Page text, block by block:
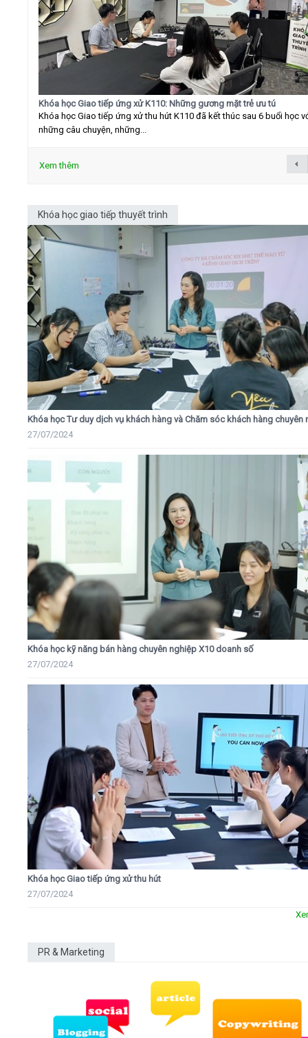
Khóa học Giao tiếp ứng xử K110: Những gương mặt trẻ ưu tú
Khóa học Giao tiếp ứng xử thu hút K110 đã kết thúc sau 6 buổi học
những câu chuyện, những...
Xem thêm
Khóa học giao tiếp thuyết trình
Khóa học Tư duy dịch vụ khách hàng và Chăm sóc khách hàng chuyên
27/07/2024
Khóa học kỹ năng bán hàng chuyên nghiệp X10 doanh số
27/07/2024
Khóa học Giao tiếp ứng xử thu hút
27/07/2024
PR & Marketing